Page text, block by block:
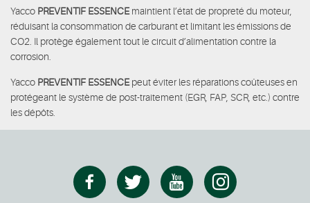
Yacco PREVENTIF ESSENCEmaintient l’état de propreté du moteur,
réduisant la consommation de carburant et limitant les émissions de
CO2. Il protège également tout le circuit d’alimentation contre la
corrosion.
Yacco PREVENTIF ESSENCEpeut éviter les réparations coûteuses en
protégeant le système de post-traitement (EGR, FAP, SCR, etc.) contre
les dépôts.